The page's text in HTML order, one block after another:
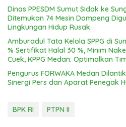
Dinas PPESDM Sumut Sidak ke
Ditemukan 74 Mesin Dompeng
Lingkungan Hidup Rusak
Amburadul Tata Kelola SPPG di
% Sertifikat Halal 30 %, Minim
Cuek, KPPG Medan: Optimalkan
Pengurus FORWAKA Medan
Sinergi Pers dan Aparat Penegak
BPK RI PTPN II